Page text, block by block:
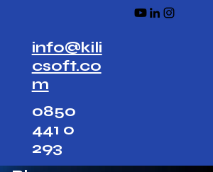
info@kili
csoft.co
m
0850
441 0
293